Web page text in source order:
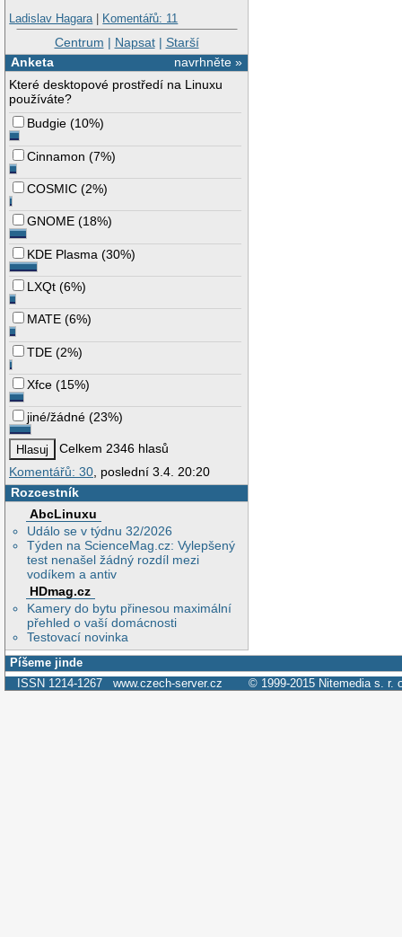
Ladislav Hagara| Komentářů: 11
Centrum | Napsat| Starší
navrhněte »
Anketa
Které desktopové prostředí na Linuxu
používáte?
Budgie (10%)
Cinnamon (7%)
COSMIC (2%)
GNOME (18%)
KDE Plasma (30%)
LXQt (6%)
MATE (6%)
TDE (2%)
Xfce (15%)
jiné/žádné (23%)
Celkem 2346 hlasů
Komentářů: 30 , poslední 3.4. 20:20
Rozcestník
AbcLinuxu
Událo se v týdnu 32/2026
Týden na ScienceMag.cz: Vylepšený
test nenašel žádný rozdíl mezi
vodíkem a antiv
HDmag.cz
Kamery do bytu přinesou maximální
přehled o vaší domácnosti
Testovací novinka
Píšeme jinde
ISSN 1214-1267 www.czech-server.cz © 1999-2015 Nitemedia s. r.